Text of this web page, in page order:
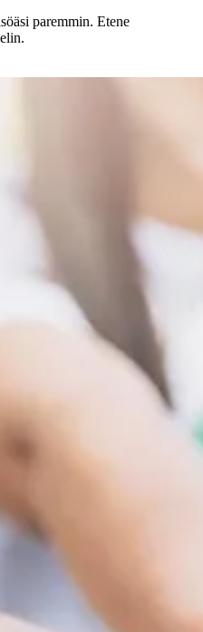
paremmin. Etene